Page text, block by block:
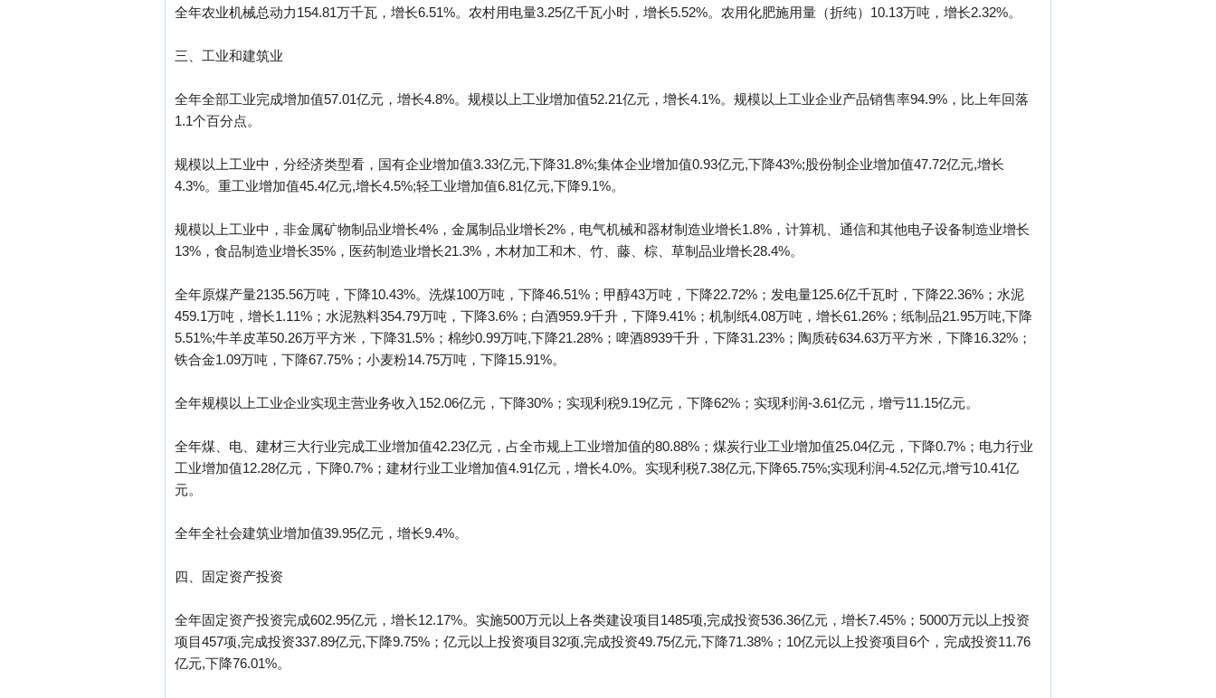
全年农业机械总动力154.81万千瓦，增长6.51%。农村用电量3.25亿千瓦小时，增长5.52%。农用化肥施用量（折纯）10.13万吨，增长2.32%。
三、工业和建筑业
全年全部工业完成增加值57.01亿元，增长4.8%。规模以上工业增加值52.21亿元，增长4.1%。规模以上工业企业产品销售率94.9%，比上年回落
1.1个百分点。
规模以上工业中，分经济类型看，国有企业增加值3.33亿元,下降31.8%;集体企业增加值0.93亿元,下降43%;股份制企业增加值47.72亿元,增长
4.3%。重工业增加值45.4亿元,增长4.5%;轻工业增加值6.81亿元,下降9.1%。
规模以上工业中，非金属矿物制品业增长4%，金属制品业增长2%，电气机械和器材制造业增长1.8%，计算机、通信和其他电子设备制造业增长
13%，食品制造业增长35%，医药制造业增长21.3%，木材加工和木、竹、藤、棕、草制品业增长28.4%。
全年原煤产量2135.56万吨，下降10.43%。洗煤100万吨，下降46.51%；甲醇43万吨，下降22.72%；发电量125.6亿千瓦时，下降22.36%；水泥
459.1万吨，增长1.11%；水泥熟料354.79万吨，下降3.6%；白酒959.9千升，下降9.41%；机制纸4.08万吨，增长61.26%；纸制品21.95万吨,下降
5.51%;牛羊皮革50.26万平方米，下降31.5%；棉纱0.99万吨,下降21.28%；啤酒8939千升，下降31.23%；陶质砖634.63万平方米，下降16.32%；
铁合金1.09万吨，下降67.75%；小麦粉14.75万吨，下降15.91%。
全年规模以上工业企业实现主营业务收入152.06亿元，下降30%；实现利税9.19亿元，下降62%；实现利润-3.61亿元，增亏11.15亿元。
全年煤、电、建材三大行业完成工业增加值42.23亿元，占全市规上工业增加值的80.88%；煤炭行业工业增加值25.04亿元，下降0.7%；电力行业
工业增加值12.28亿元，下降0.7%；建材行业工业增加值4.91亿元，增长4.0%。实现利税7.38亿元,下降65.75%;实现利润-4.52亿元,增亏10.41亿
元。
全年全社会建筑业增加值39.95亿元，增长9.4%。
四、固定资产投资
全年固定资产投资完成602.95亿元，增长12.17%。实施500万元以上各类建设项目1485项,完成投资536.36亿元，增长7.45%；5000万元以上投资
项目457项,完成投资337.89亿元,下降9.75%；亿元以上投资项目32项,完成投资49.75亿元,下降71.38%；10亿元以上投资项目6个，完成投资11.76
亿元,下降76.01%。